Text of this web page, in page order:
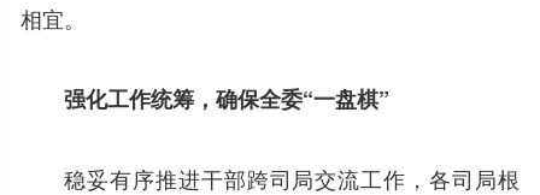
相宜。
强化工作统筹，确保全委“一盘棋”
稳妥有序推进干部跨司局交流工作，各司局根